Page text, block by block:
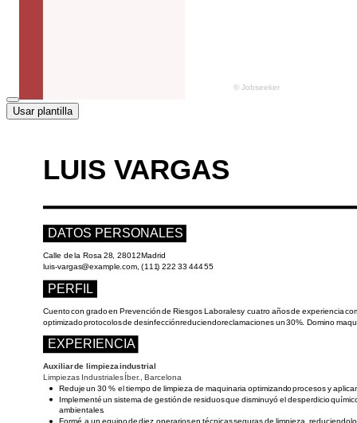
Usar plantilla